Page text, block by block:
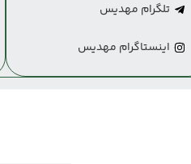
تلگرام مهدیس
اینستاگرام مهدیس